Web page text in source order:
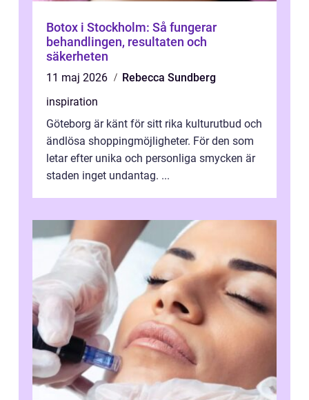
Botox i Stockholm: Så fungerar
behandlingen, resultaten och
säkerheten
11 maj 2026
Rebecca Sundberg
inspiration
Göteborg är känt för sitt rika kulturutbud och
ändlösa shoppingmöjligheter. För den som
letar efter unika och personliga smycken är
staden inget undantag. ...